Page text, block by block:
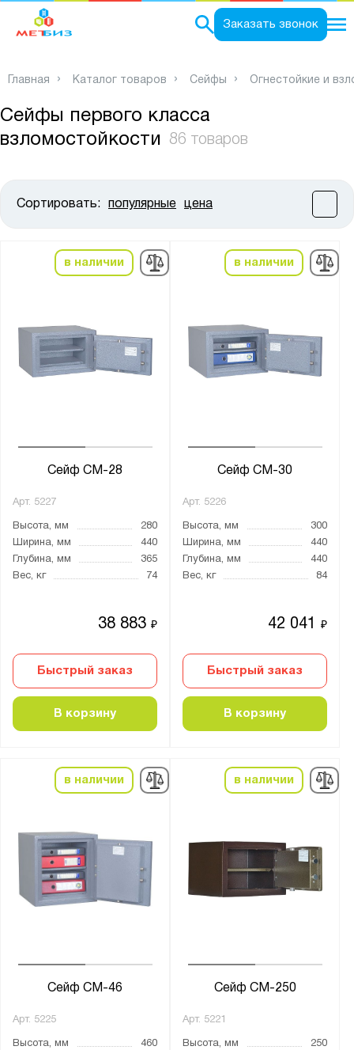
Заказать звонок
Главная Каталог товаров Сейфы Огнестойкие и
Сейфы первого класса
взломостойкости
86 товаров
Сортировать: популярные цена
в наличии
Сейф СМ-28
Арт. 5227
Высота, мм
280
Ширина, мм
440
Глубина, мм
365
Вес, кг
74
38 883₽
Быстрый заказ
В корзину
в наличии
Сейф СМ-30
Арт. 5226
Высота, мм
300
Ширина, мм
440
Глубина, мм
440
Вес, кг
84
42 041₽
Быстрый заказ
В корзину
в наличии
Сейф СМ-46
Арт. 5225
Высота, мм
460
в наличии
Сейф СМ-250
Арт. 5221
Высота, мм
250
Ширина, мм:
Класс взломостойкости:
1 класс
3 класс
5 класс
S2 класс
нет
Количество полок, шт.:
от
Тип покрытия поверхности: